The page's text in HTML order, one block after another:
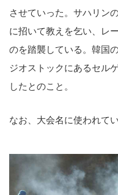
させていった。サハリン
に招いて教えを乞い、レ
のを踏襲している。韓国
ジオストックにあるセル
したとのこと。
なお、大会名に使われて